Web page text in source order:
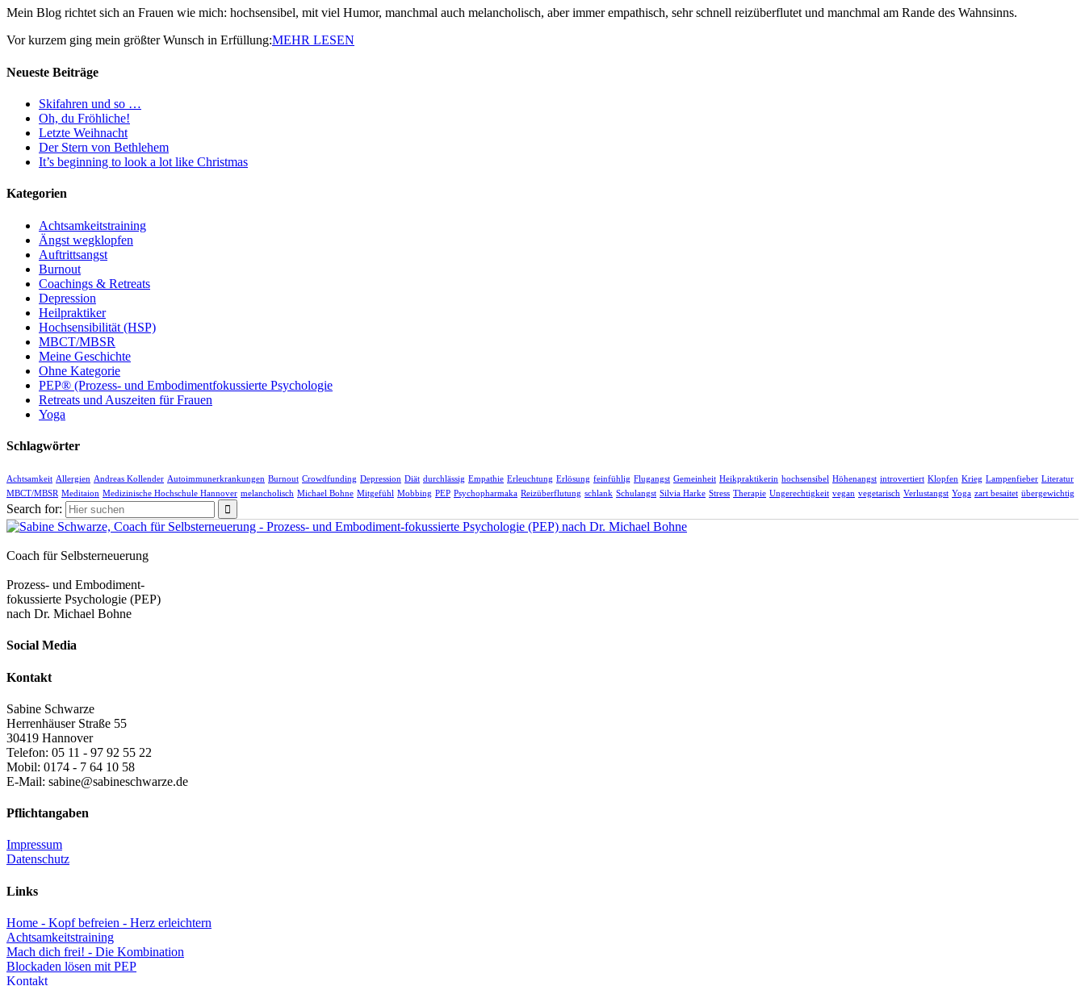
Mein Blog richtet sich an Frauen wie mich: hochsensibel, mit viel Humor, manchmal auch melancholisch, aber immer empathisch, sehr schnell reizüberflutet und manchmal am Rande des Wahnsinns.
Vor kurzem ging mein größter Wunsch in Erfüllung:MEHR LESEN
Neueste Beiträge
Skifahren und so …
Oh, du Fröhliche!
Letzte Weihnacht
Der Stern von Bethlehem
It’s beginning to look a lot like Christmas
Kategorien
Achtsamkeitstraining
Ängst wegklopfen
Auftrittsangst
Burnout
Coachings & Retreats
Depression
Heilpraktiker
Hochsensibilität (HSP)
MBCT/MBSR
Meine Geschichte
Ohne Kategorie
PEP® (Prozess- und Embodimentfokussierte Psychologie
Retreats und Auszeiten für Frauen
Yoga
Schlagwörter
Achtsamkeit Allergien Andreas Kollender Autoimmunerkrankungen Burnout Crowdfunding Depression Diät durchlässig Empathie Erleuchtung Erlösung feinfühlig Flugangst Gemeinheit Heikpraktikerin hochsensibel Höhenangst introvertiert Klopfen Krieg Lampenfieber Literatur
MBCT/MBSR Meditaion Medizinische Hochschule Hannover melancholisch Michael Bohne Mitgefühl Mobbing PEP Psychopharmaka Reizüberflutung schlank Schulangst Silvia Harke Stress Therapie Ungerechtigkeit vegan vegetarisch Verlustangst Yoga zart besaitet übergewichtig
Search for:
Coach für Selbsterneuerung
Prozess- und Embodiment-
fokussierte Psychologie (PEP)
nach Dr. Michael Bohne
Social Media
Kontakt
Sabine Schwarze
Herrenhäuser Straße 55
30419 Hannover
Telefon: 05 11 - 97 92 55 22
Mobil: 0174 - 7 64 10 58
E-Mail: sabine@sabineschwarze.de
Pflichtangaben
Impressum
Datenschutz
Links
Home - Kopf befreien - Herz erleichtern
Achtsamkeitstraining
Mach dich frei! - Die Kombination
Blockaden lösen mit PEP
Kontakt